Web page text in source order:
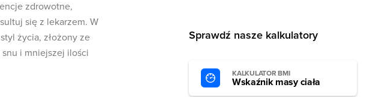
zdrowotne,
się z lekarzem. W
życia, złożony ze
i mniejszej ilości
Sprawdź nasze kalkulatory
KALKULATOR BMI
Wskaźnik masy ciała